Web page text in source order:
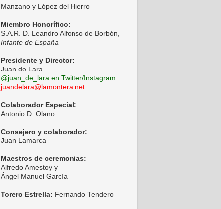
Manzano y López del Hierro
Miembro Honorífico:
S.A.R. D. Leandro Alfonso de Borbón,
Infante de España
Presidente y Director:
Juan de Lara
@juan_de_lara en Twitter/Instagram
juandelara@lamontera.net
Colaborador Especial:
Antonio D. Olano
Consejero y colaborador:
Juan Lamarca
Maestros de ceremonias:
Alfredo Amestoy y
Ángel Manuel García
Torero Estrella: Fernando Tendero